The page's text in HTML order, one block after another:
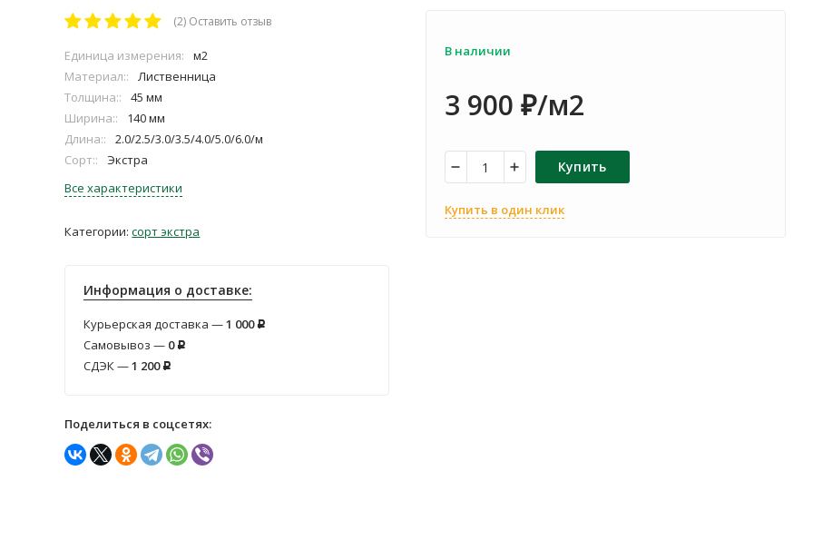
(2) Оставить отзыв
Единица измерения:
м2
Материал::
Лиственница
Толщина::
45 мм
Ширина::
140 мм
Длина::
2.0/2.5/3.0/3.5/4.0/5.0/6.0/м
Сорт::
Экстра
Все характеристики
Категории:сорт экстра
Информация о доставке:
Курьерская доставка —1 000 Р
Самовывоз — 0 Р
СДЭК —1 200 Р
Поделиться в соцсетях:
В наличии
3 900 ₽/м2
Купить
Купить в один клик